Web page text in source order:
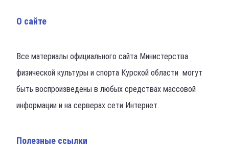
О сайте
Все материалы официального сайта Министерства
физической культуры и спорта Курской области могут
быть воспроизведены в любых средствах массовой
информации и на серверах сети Интернет.
Полезные ссылки